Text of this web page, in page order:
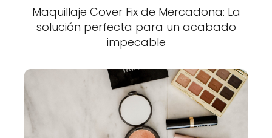
Maquillaje Cover Fix de Mercadona: La
solución perfecta para un acabado
impecable